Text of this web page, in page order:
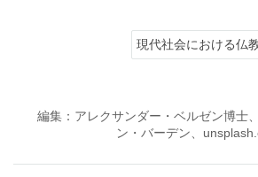
現代社会における仏
編集：アレクサンダー・ベルゼン博士
ン・バーデン、